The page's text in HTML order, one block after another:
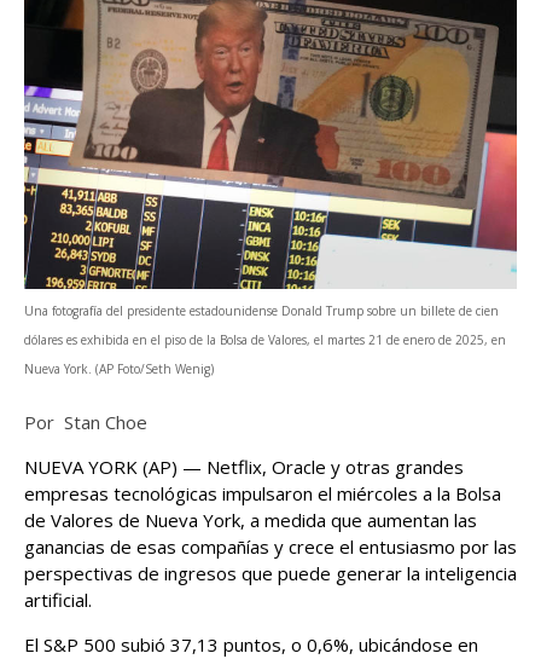
Una fotografía del presidente estadounidense Donald Trump sobre un billete de cien
dólares es exhibida en el piso de la Bolsa de Valores, el martes 21 de enero de 2025, en
Nueva York. (AP Foto/Seth Wenig)
Por Stan Choe
NUEVA YORK (AP) — Netflix, Oracle y otras grandes
empresas tecnológicas impulsaron el miércoles a la Bolsa
de Valores de Nueva York, a medida que aumentan las
ganancias de esas compañías y crece el entusiasmo por las
perspectivas de ingresos que puede generar la inteligencia
artificial.
El S&P 500 subió 37,13 puntos, o 0,6%, ubicándose en